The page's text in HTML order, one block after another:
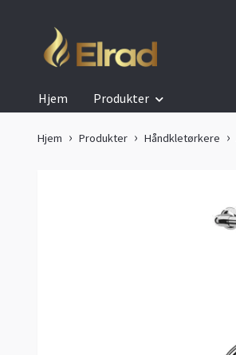
Hjem Produkter
Hjem Produkter Håndkletørkere